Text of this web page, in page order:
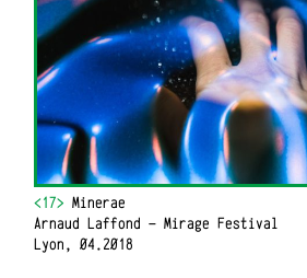
<17>Minerae
Arnaud Laffond - Mirage Festival
Lyon, 04.2018